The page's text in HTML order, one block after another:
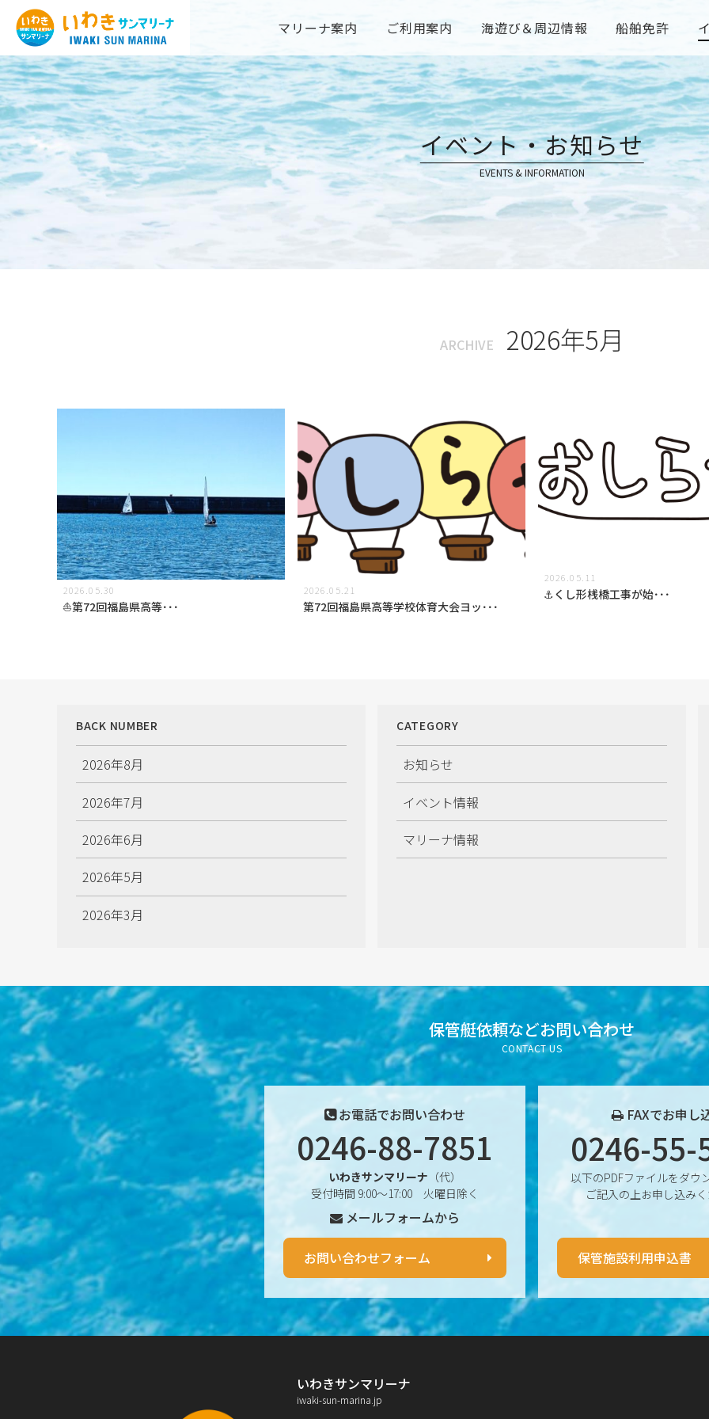
Skip
content
マリーナ案内 ご利用案内 海遊び＆周辺情報 船舶免許
イベント・お知らせ
EVENTS & INFORMATION
ARCHIVE 2026年5月
2026.05.30
⛵第72回福島県高等･･･
2026.05.21
第72回福島県高等学校体育大会ヨッ･･･
2026.05.11
⚓くし形桟橋工事が始･･･
BACK NUMBER
2026年8月
2026年7月
2026年6月
2026年5月
2026年3月
2026年1月
2025年12月
2025年11月
2025年9月
2025年8月
2025年6月
2025年5月
2025年4月
CATEGORY
お知らせ
イベント情報
マリーナ情報
保管艇依頼などお問い合わせ
CONTACT US
お電話でお問い合わせ
0246-88-7851
いわきサンマリーナ （代）
受付時間 9:00〜17:00 火曜日除く
メールフォームから
お問い合わせフォーム
FAXでお申し
0246-55-
以下のPDFファイルをダウ
ご記入の上お申し込み
保管施設利用申込書
いわきサンマリーナ
iwaki-sun-marina.jp